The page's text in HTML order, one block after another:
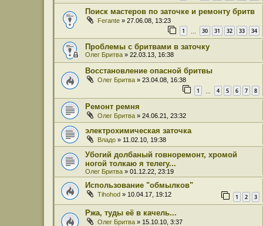
Поиск мастеров по заточке и ремонту бритв
Ferante » 27.06.08, 13:23
1 30 31 32 33 34
Проблемы с бритвами в заточку
Олег Бритва » 22.03.13, 16:38
Восстановление опасной бритвы
Олег Бритва » 23.04.08, 16:38
1 4 5 6 7 8
Ремонт ремня
Олег Бритва » 24.06.21, 23:32
электрохимическая заточка
Владо » 11.02.10, 19:38
Убогий долбаный говноремонт, хромой
ногой толкаю я телегу...
Олег Бритва » 01.12.22, 23:19
Использование "обмылков"
Tihohod » 10.04.17, 19:12 1 2 3
Ржа, туды её в качель...
Олег Бритва » 15.10.10, 3:37